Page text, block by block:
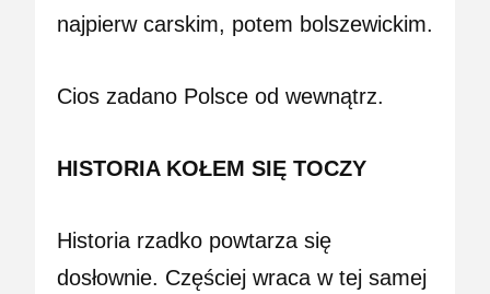
najpierw carskim, potem bolszewickim.
Cios zadano Polsce od wewnątrz.
HISTORIA KOŁEM SIĘ TOCZY
Historia rzadko powtarza się
dosłownie. Częściej wraca w tej samej